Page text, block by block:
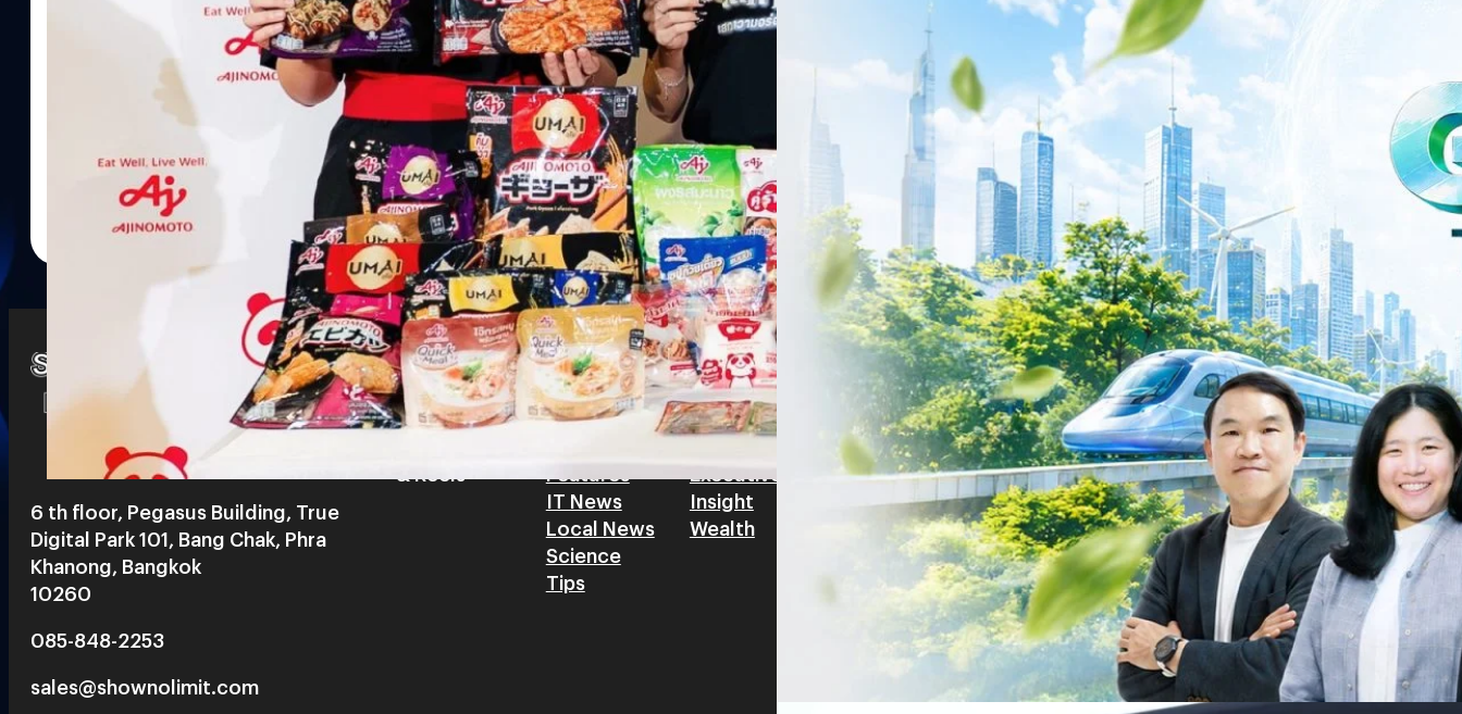
ครบรอบ 6 ปี สำนักข่าว TODAY เปิดเวทีใหญ่ SUSTAIN CITY: THE GREEN
TRANSITION ถกแนวทางปรับตัวสู่เศรษฐกิจสีเขียวอย่างยั่งยืน
เนื่องในโอกาสครบรอบ 6 ปี สำนักข่าว TODAY จัดงาน SUSTAIN CITY: THE GREEN TRANSITION เวทีแลก
เปลี่ยนมุมมองเกี่ยวกับการเปลี่ยนผ่านสู่เศรษฐกิจและสังคมสีเขียว พร้อมนำเสนอแนวทางที่สามารถนำไป
ประยุกต์ใช้ได้จริง จากผู้แทนภาครัฐ ภาคธุรกิจ และผู้เชี่ยวชาญในหลากหลายสาขา ผ่านประเด็นสำคัญว่า
ประเทศไทยควรปรับตัวอย่างไร ? เพื่อเดินหน้าสู่ความยั่งยืนและบรรลุเป้าหมาย Net Zero อย่างเป็นรูปธรรม
ทั้งในมิติของภาครัฐ ภาคธุรกิจ การเงิน และพลังงาน Green Transitioning: Shifting Systemพลิกโครงสร้าง
เศรษฐกิจ ปรับห่วงโซ่คุณค่า และเชื่อมโยงนโยบายกับเทคโนโลยี เพื่อขับเคลื่อนประเทศไทยสู่เศรษฐกิจสีเขียว
โดย ศาสตราจารย์ ดร. ยศชนัน วงศ์สวัสดิ์รองนายกรัฐมนตรีและรัฐมนตรีว่าการกระทรวงการอุดมศึกษา
วิทยาศาสตร์ วิจัยและนวัตกรรม Green Transitioning: Decarbonize Unlockร่วมสำรวจแนวทางที่ภาคธุรกิจ
สามารถนำ Green Tech มาใช้เพื่อลดการปล่อยคาร์บอน และเดินหน้าสู่เป้าหมาย Net Zero พบกับ คุณปัณ
วรรธน์ นิลกิจศรานนท์ รองประธานกรรมการบริหาร ฝ่ายวิศวกรรมโครงสร้างบริษัท…
รัตนาภรณ์ ศรีนวลจันทร์ | 1 days ago
Read More
6 th floor, Pegasus Building, True
Digital Park 101, Bang Chak, Phra
Khanong, Bangkok
10260
085-848-2253
sales@shownolimit.com
Watch
& Reels
Tech
Features
IT News
Local News
Science
Tips
Biz
Corporate
Executive
Insight
Wealth
Game
Articles
Game News
Reviews
Life
Environment
Health
People
Trends
Wellness
SOCIAL MEDIA
Instagram
Facebook